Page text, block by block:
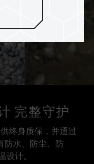
完整守护
终身质保，并通过
防水、防尘、防
设计。